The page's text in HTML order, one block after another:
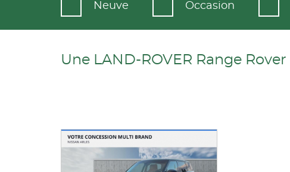
Neuve Occasion
Une LAND-ROVER Range